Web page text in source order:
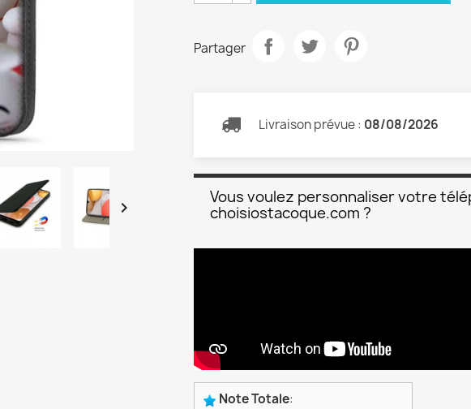

Partager
Livraison prévue : 08/08/2026
Vous voulez personnaliser votre
choisiostacoque.com ?
Note Totale: